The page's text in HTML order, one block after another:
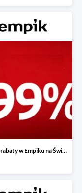
Wielkie rabaty w Empiku na Święta - piąty produkt -99%